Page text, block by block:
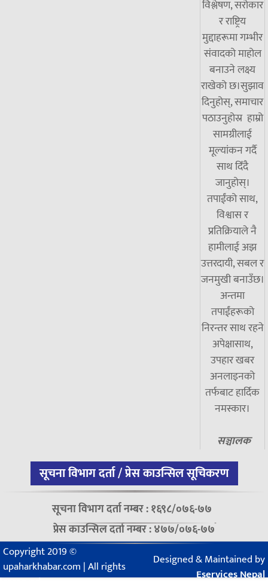
विश्लेषण, सरोकार
र राष्ट्रिय
मुद्दाहरूमा गम्भीर
संवादको माहोल
बनाउने लक्ष्य
राखेको छ।सुझाव
दिनुहोस्, समाचार
पठाउनुहोस्र हाम्रो
सामग्रीलाई
मूल्यांकन गर्दै
साथ दिँदै
जानुहोस्।
तपाईंको साथ,
विश्वास र
प्रतिक्रियाले नै
हामीलाई अझ
उत्तरदायी, सबल र
जनमुखी बनाउँछ।
अन्तमा
तपाईंहरूको
निरन्तर साथ रहने
अपेक्षासाथ,
उपहार खबर
अनलाइनको
तर्फबाट हार्दिक
नमस्कार।
सञ्चालक
सूचना विभाग दर्ता / प्रेस काउन्सिल सूचिकरण
सूचना विभाग दर्ता नम्बर : १६९८/०७६-७७
प्रेस काउन्सिल दर्ता नम्बर : ४७७/०७६-७७
Copyright 2019 ©
upaharkhabar.com | All rights
Designed & Maintained by
Eservices Nepal